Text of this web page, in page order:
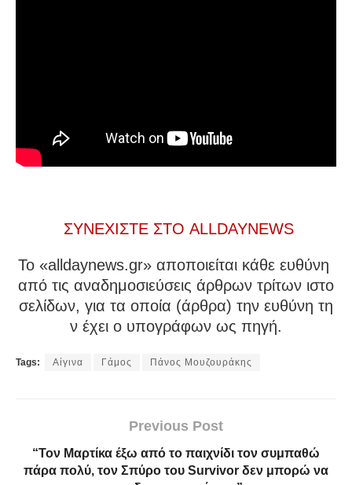
ΣΥΝΕΧΙΣΤΕ ΣΤΟ ALLDAYNEWS
To «alldaynews.gr» αποποιείται κάθε ευθύνη
από τις αναδημοσιεύσεις άρθρων τρίτων ιστο
σελίδων, για τα οποία (άρθρα) την ευθύνη τη
ν έχει ο υπογράφων ως πηγή.
Tags: Αίγινα Γάμος Πάνος Μουζουράκης
Previous Post
“Τον Μαρτίκα έξω από το παιχνίδι τον συμπαθώ
πάρα πολύ, τον Σπύρο του Survivor δεν μπορώ να